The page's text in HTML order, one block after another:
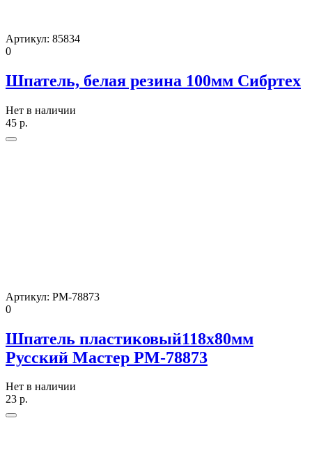
Артикул: 85834
0
Шпатель, белая резина 100мм Сибртех
Нет в наличии
45 р.
Артикул: РМ-78873
0
Шпатель пластиковый118х80мм
Русский Мастер РМ-78873
Нет в наличии
23 р.